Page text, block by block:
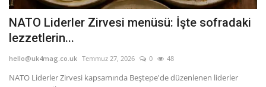
NATO Liderler Zirvesi menüsü: İşte sofradaki
lezzetlerin...
hello@uk4mag.co.uk Temmuz 27, 2026 0 48
NATO Liderler Zirvesi kapsamında Beştepe'de düzenlenen liderler